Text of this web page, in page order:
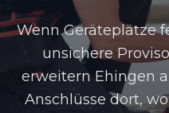
Wenn Geräteplätze
unsichere
erweitern Ehingen
Anschlüsse dort,